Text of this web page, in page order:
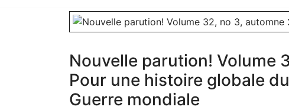
Nouvelle parution! Volume
Pour une histoire globale
Guerre mondiale